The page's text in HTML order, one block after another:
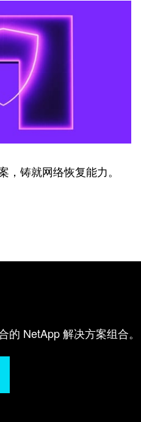
铸就网络恢复能力。
NetApp 解决方案组合。